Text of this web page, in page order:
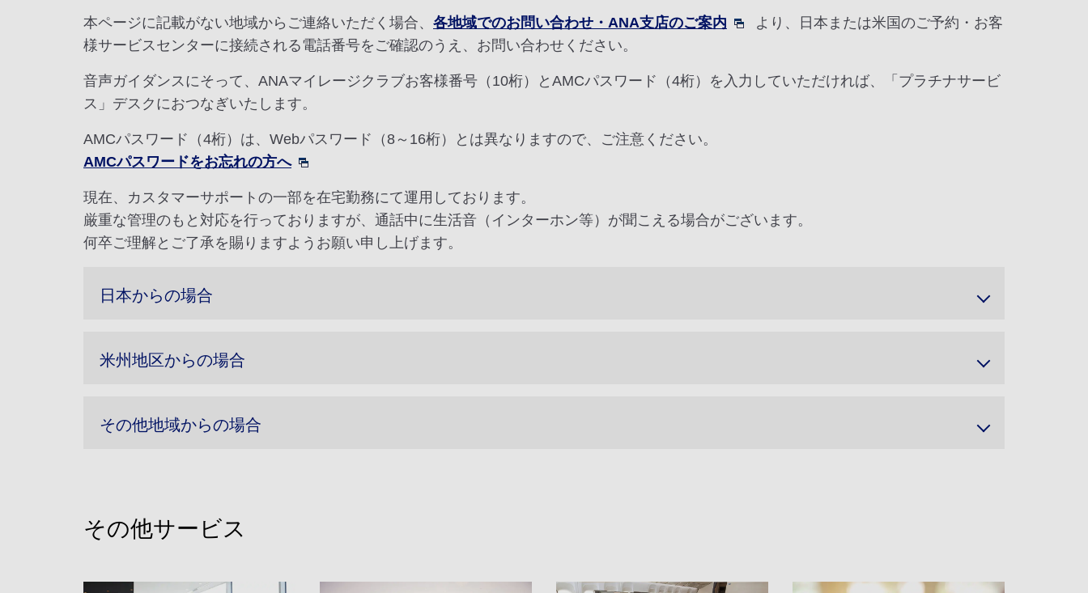
本ページに記載がない地域からご連絡いただく場合、 各地域でのお問い合わせ・ANA支店のご案内
より、日本または米国のご予約・お客
様サービスセンターに接続される電話番号をご確認のうえ、お問い合わせください。
音声ガイダンスにそって、ANAマイレージクラブお客様番号（10桁）とAMCパスワード（4桁）を入力していただければ、「プラチナサービ
ス」デスクにおつなぎいたします。
AMCパスワード（4桁）は、Webパスワード（8～16桁）とは異なりますので、ご注意ください。
AMCパスワードをお忘れの方へ
現在、カスタマーサポートの一部を在宅勤務にて運用しております。
厳重な管理のもと対応を行っておりますが、通話中に生活音（インターホン等）が聞こえる場合がございます。
何卒ご理解とご了承を賜りますようお願い申し上げます。
日本からの場合
米州地区からの場合
その他地域からの場合
その他サービス